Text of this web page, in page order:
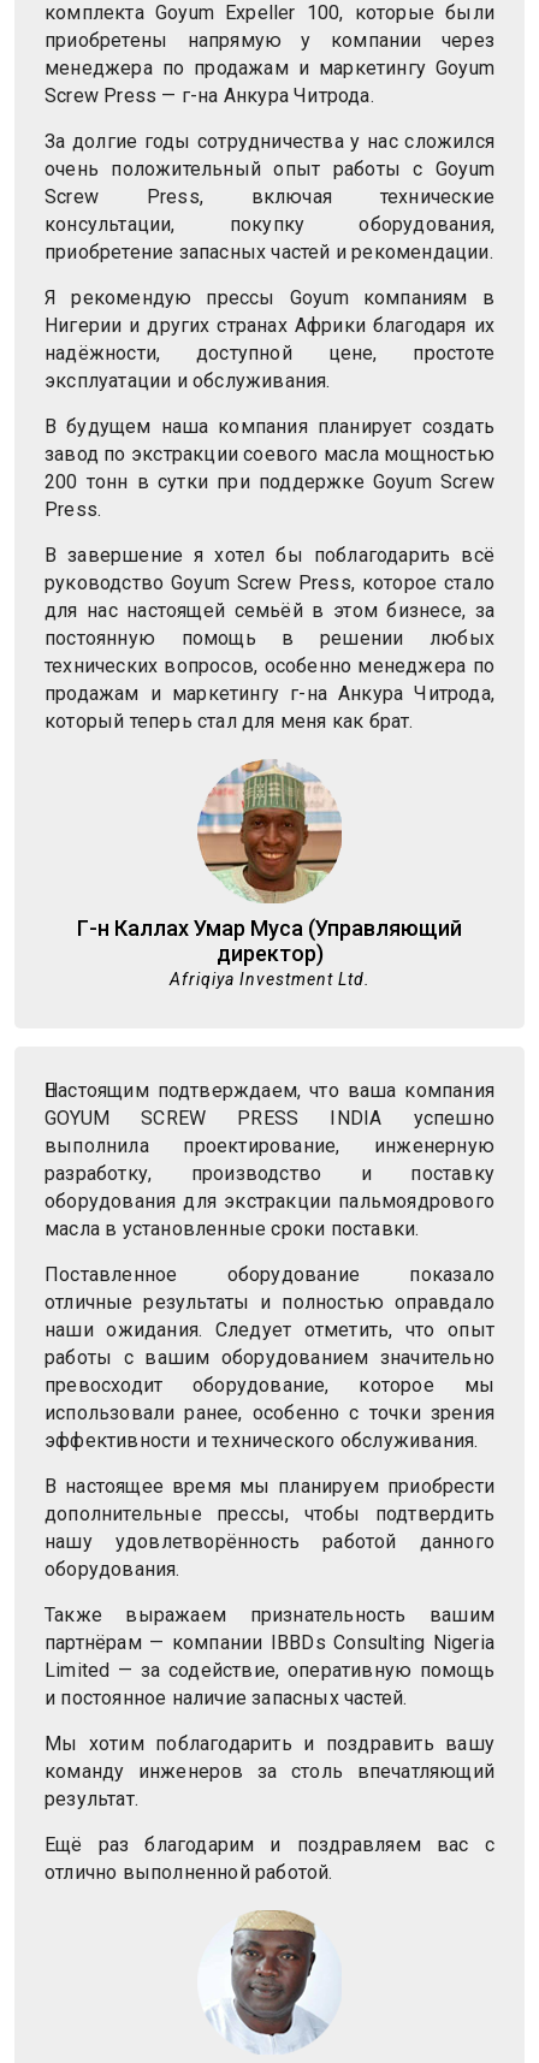
комплекта Goyum Expeller 100, которые были
приобретены напрямую у компании через
менеджера по продажам и маркетингу Goyum
Screw Press — г-на Анкура Читрода.
За долгие годы сотрудничества у нас сложился
очень положительный опыт работы с Goyum
Screw Press, включая технические
консультации, покупку оборудования,
приобретение запасных частей и рекомендации.
Я рекомендую прессы Goyum компаниям в
Нигерии и других странах Африки благодаря их
надёжности, доступной цене, простоте
эксплуатации и обслуживания.
В будущем наша компания планирует создать
завод по экстракции соевого масла мощностью
200 тонн в сутки при поддержке Goyum Screw
Press.
В завершение я хотел бы поблагодарить всё
руководство Goyum Screw Press, которое стало
для нас настоящей семьёй в этом бизнесе, за
постоянную помощь в решении любых
технических вопросов, особенно менеджера по
продажам и маркетингу г-на Анкура Читрода,
который теперь стал для меня как брат.
Г-н Каллах Умар Муса (Управляющий
директор)
Afriqiya Investment Ltd.
Настоящим подтверждаем, что ваша компания
GOYUM SCREW PRESS INDIA успешно
выполнила проектирование, инженерную
разработку, производство и поставку
оборудования для экстракции пальмоядрового
масла в установленные сроки поставки.
Поставленное оборудование показало
отличные результаты и полностью оправдало
наши ожидания. Следует отметить, что опыт
работы с вашим оборудованием значительно
превосходит оборудование, которое мы
использовали ранее, особенно с точки зрения
эффективности и технического обслуживания.
В настоящее время мы планируем приобрести
дополнительные прессы, чтобы подтвердить
нашу удовлетворённость работой данного
оборудования.
Также выражаем признательность вашим
партнёрам — компании IBBDs Consulting Nigeria
Limited — за содействие, оперативную помощь
и постоянное наличие запасных частей.
Мы хотим поблагодарить и поздравить вашу
команду инженеров за столь впечатляющий
результат.
Ещё раз благодарим и поздравляем вас с
отлично выполненной работой.